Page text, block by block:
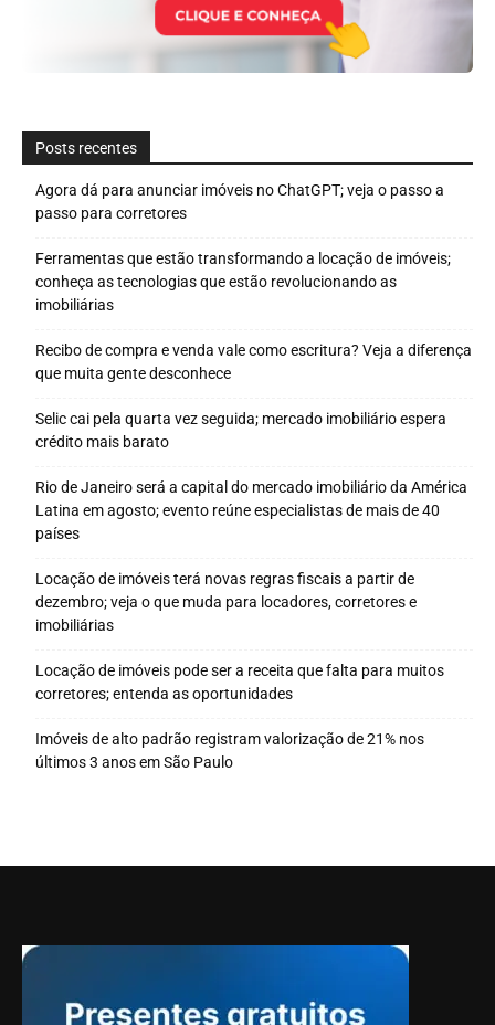
Posts recentes
Agora dá para anunciar imóveis no ChatGPT; veja o passo a
passo para corretores
Ferramentas que estão transformando a locação de imóveis;
conheça as tecnologias que estão revolucionando as
imobiliárias
Recibo de compra e venda vale como escritura? Veja a diferença
que muita gente desconhece
Selic cai pela quarta vez seguida; mercado imobiliário espera
crédito mais barato
Rio de Janeiro será a capital do mercado imobiliário da América
Latina em agosto; evento reúne especialistas de mais de 40
países
Locação de imóveis terá novas regras fiscais a partir de
dezembro; veja o que muda para locadores, corretores e
imobiliárias
Locação de imóveis pode ser a receita que falta para muitos
corretores; entenda as oportunidades
Imóveis de alto padrão registram valorização de 21% nos
últimos 3 anos em São Paulo